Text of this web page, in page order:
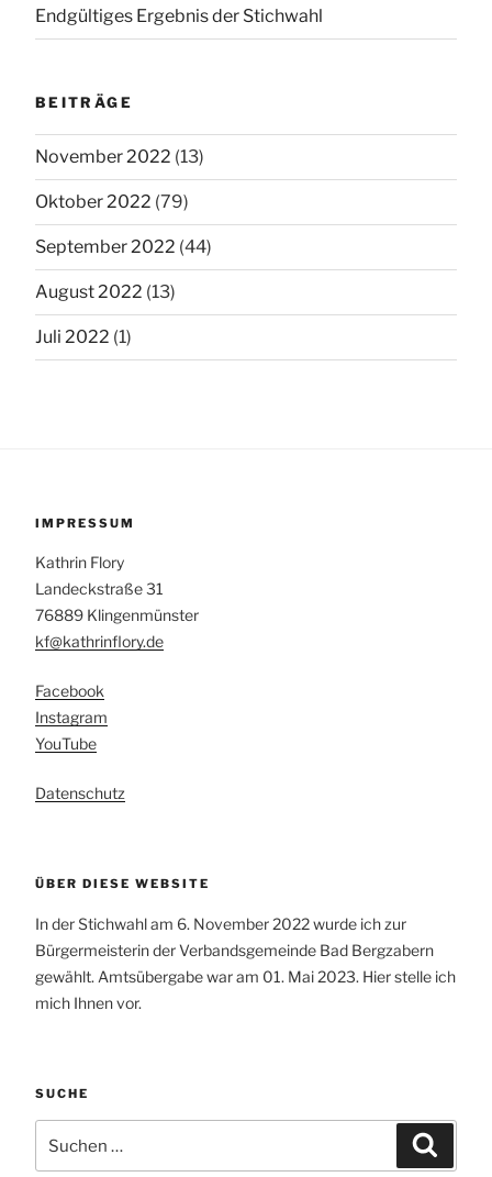
Endgültiges Ergebnis der Stichwahl
BEITRÄGE
November 2022 (13)
Oktober 2022 (79)
September 2022 (44)
August 2022 (13)
Juli 2022 (1)
IMPRESSUM
Kathrin Flory
Landeckstraße 31
76889 Klingenmünster
kf@kathrinflory.de
Facebook
Instagram
YouTube
Datenschutz
ÜBER DIESE WEBSITE
In der Stichwahl am 6. November 2022 wurde ich zur
Bürgermeisterin der Verbandsgemeinde Bad Bergzabern
gewählt. Amtsübergabe war am 01. Mai 2023. Hier stelle ich
mich Ihnen vor.
SUCHE
nach: